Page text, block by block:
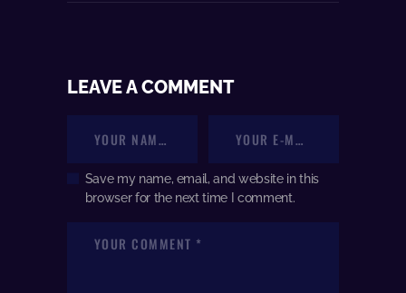
LEAVE A COMMENT
Save my name, email, and website in this
browser for the next time I comment.